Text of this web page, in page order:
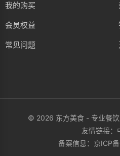
我的购买
会员权益
常见问题
© 2026 东方美食 - 专业餐
友情链接：
备案信息： 京ICP